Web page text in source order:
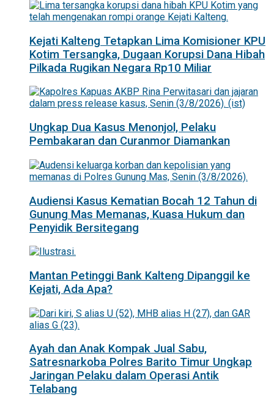
Kejati Kalteng Tetapkan Lima Komisioner KPU
Kotim Tersangka, Dugaan Korupsi Dana Hibah
Pilkada Rugikan Negara Rp10 Miliar
Ungkap Dua Kasus Menonjol, Pelaku
Pembakaran dan Curanmor Diamankan
Audiensi Kasus Kematian Bocah 12 Tahun di
Gunung Mas Memanas, Kuasa Hukum dan
Penyidik Bersitegang
Mantan Petinggi Bank Kalteng Dipanggil ke
Kejati, Ada Apa?
Ayah dan Anak Kompak Jual Sabu,
Satresnarkoba Polres Barito Timur Ungkap
Jaringan Pelaku dalam Operasi Antik
Telabang